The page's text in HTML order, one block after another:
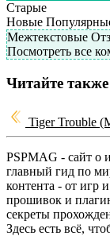
Старые
Новые
Межтекстовые
Посмотреть все
Читайте также
Tiger Trouble
PSPMAG - cайт о
главный гид по
контента - от игр
прошивок и
секреты
Здесь есть всё,